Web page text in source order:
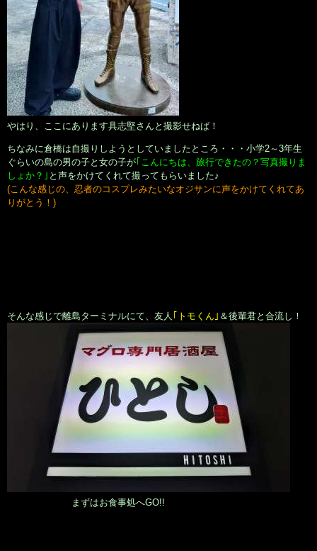
やはり、ここにあります具志堅さんと撮影せねば！
ちなみに倉橋は自撮りしようとしていましたところ・・・小学2～3年生
ぐらいの島の男の子と女の子が｢こんにちは、旅行できたの？写真撮りま
しょか？｣ と声をかけてくれて撮ってもらいました♪
(こんな感じの、忍者のコスプレみたいなオジサンに声をかけてくれてあ
りがとう！)
そんな感じで離島ターミナルにて、友人 ｢トモくん｣ ＆後輩君と合流し！
まずはお食事処へGO!!